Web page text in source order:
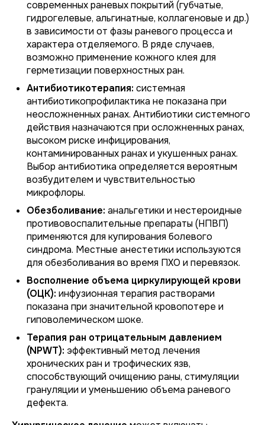
современных раневых покрытий (губчатые,
гидрогелевые, альгинатные, коллагеновые и др.)
в зависимости от фазы раневого процесса и
характера отделяемого. В ряде случаев,
возможно применение кожного клея для
герметизации поверхностных ран.
Антибиотикотерапия: системная
антибиотикопрофилактика не показана при
неосложненных ранах. Антибиотики системного
действия назначаются при осложненных ранах,
высоком риске инфицирования,
контаминированных ранах и укушенных ранах.
Выбор антибиотика определяется вероятным
возбудителем и чувствительностью
микрофлоры.
Обезболивание: анальгетики и нестероидные
противовоспалительные препараты (НПВП)
применяются для купирования болевого
синдрома. Местные анестетики используются
для обезболивания во время ПХО и перевязок.
Восполнение объема циркулирующей крови
(ОЦК): инфузионная терапия растворами
показана при значительной кровопотере и
гиповолемическом шоке.
Терапия ран отрицательным давлением
(NPWT): эффективный метод лечения
хронических ран и трофических язв,
способствующий очищению раны, стимуляции
грануляции и уменьшению объема раневого
дефекта.